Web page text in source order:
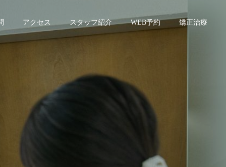
アクセス スタッフ紹介 WEB予約 矯正治療